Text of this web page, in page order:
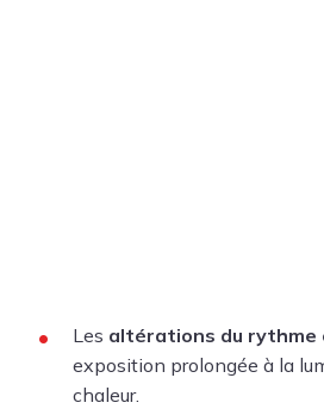
Les altérations du rythme
exposition prolongée à la
chaleur.